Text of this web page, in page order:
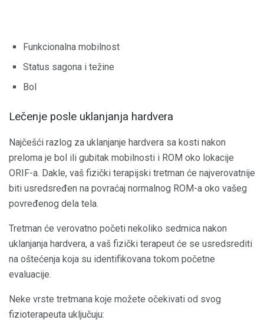
Funkcionalna mobilnost
Status sagona i težine
Bol
Lečenje posle uklanjanja hardvera
Najčešći razlog za uklanjanje hardvera sa kosti nakon
preloma je bol ili gubitak mobilnosti i ROM oko lokacije
ORIF-a. Dakle, vaš fizički terapijski tretman će najverovatnije
biti usredsređen na povraćaj normalnog ROM-a oko vašeg
povređenog dela tela.
Tretman će verovatno početi nekoliko sedmica nakon
uklanjanja hardvera, a vaš fizički terapeut će se usredsrediti
na oštećenja koja su identifikovana tokom početne
evaluacije.
Neke vrste tretmana koje možete očekivati ​​od svog
fizioterapeuta uključuju: